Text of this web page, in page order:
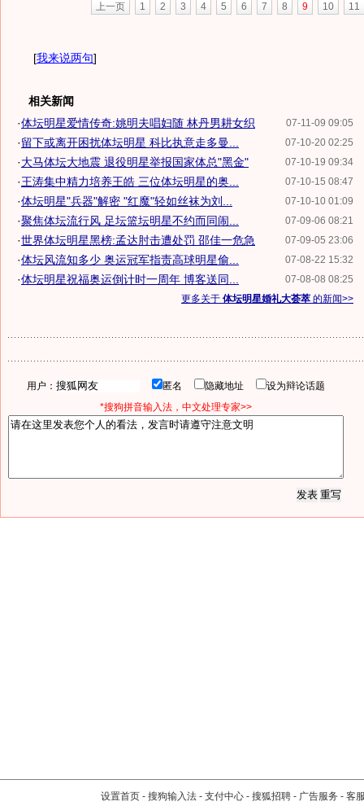
上一页 1 2 3 4 5 6 7 8 9 10 11
[我来说两句]
相关新闻
07-11-09 09:05
·体坛明星爱情传奇:姚明夫唱妇随 林丹男耕女织
07-10-20 02:25
·留下或离开困扰体坛明星 科比执意走多曼...
07-10-19 09:34
·大马体坛大地震 退役明星举报国家体总"黑金"
07-10-15 08:47
·王涛集中精力培养王皓 三位体坛明星的奥...
07-10-10 01:09
·体坛明星"兵器"解密 "红魔"轻如丝袜为刘...
07-09-06 08:21
·聚焦体坛流行风 足坛篮坛明星不约而同闹...
07-09-05 23:06
·世界体坛明星黑榜:孟达肘击遭处罚 邵佳一危急
07-08-22 15:32
·体坛风流知多少 奥运冠军指责高球明星偷...
07-08-08 08:25
·体坛明星祝福奥运倒计时一周年 博客送同...
更多关于 体坛明星婚礼大荟萃 的新闻>>
用户： 匿名 隐藏地址
设为辩论话题
*搜狗拼音输入法，中文处理专家>>
设置首页 - 搜狗输入法 - 支付中心 - 搜狐招聘 - 广告服务 - 客